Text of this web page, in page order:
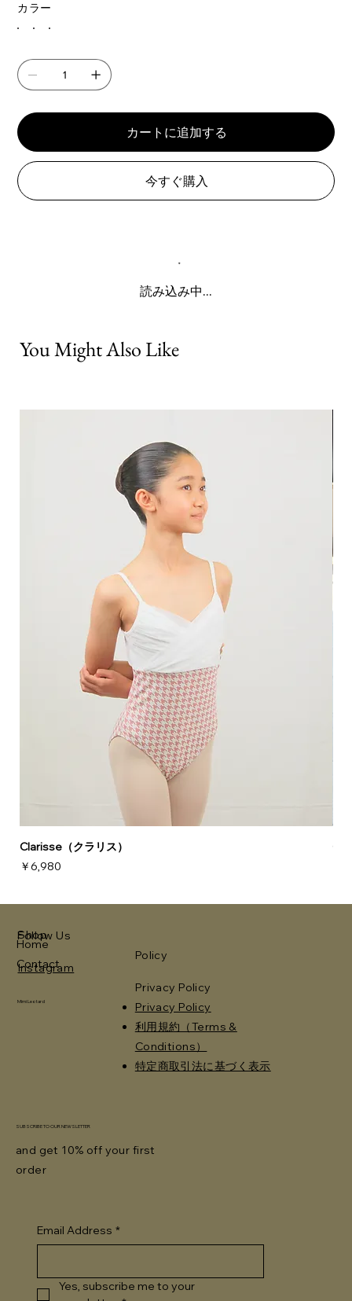
カラー
カートに追加する
今すぐ購入
読み込み中...
You Might Also Like
Clarisse（クラリス）
価格
￥6,980
Mimi Leotard
Policy
Privacy Policy
Privacy Policy
利用規約（Terms &
Conditions）
特定商取引法に基づく表示
Home
Contact
Shop
Follow Us
Instagram
SUBSCRIBE TO OUR NEWSLETTER
and get 10% off your first
order
Email Address *
Yes, subscribe me to your